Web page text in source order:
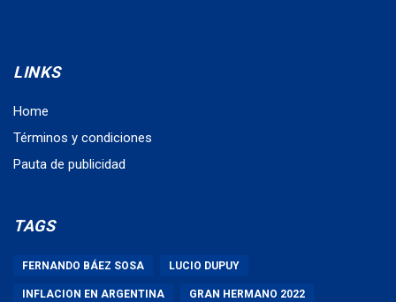
LINKS
Home
Términos y condiciones
Pauta de publicidad
TAGS
FERNANDO BÁEZ SOSA LUCIO DUPUY
INFLACION EN ARGENTINA GRAN HERMANO 2022